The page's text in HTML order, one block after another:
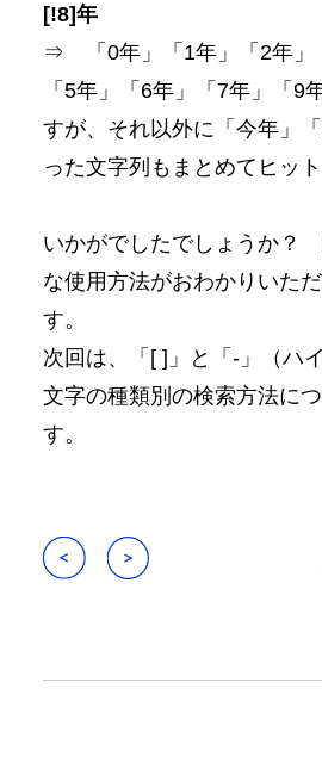
[!8]年
⇒ 「0年」「1年」「2年」
「5年」「6年」「7年」「9
すが、それ以外に「今年」
った文字列もまとめてヒット
いかがでしたでしょうか？
な使用方法がおわかりいた
す。
次回は、「[ ]」と「-」（ハ
文字の種類別の検索方法に
す。